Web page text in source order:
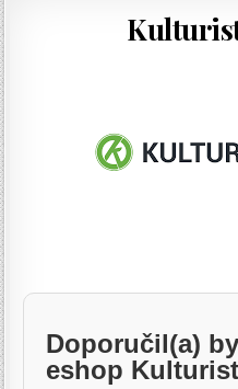
Doporučil(a)
eshop